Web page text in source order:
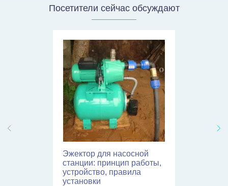
Посетители сейчас обсуждают
Эжектор для насосной
станции: принцип работы,
устройство, правила
установки